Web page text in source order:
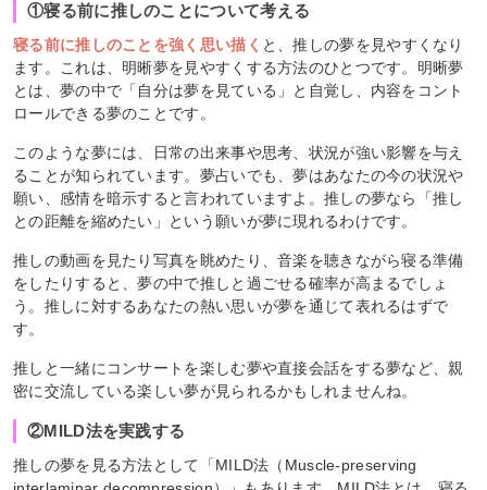
①寝る前に推しのことについて考える
寝る前に推しのことを強く思い描く と、推しの夢を見やすくなり
ます。これは、明晰夢を見やすくする方法のひとつです。明晰夢
とは、夢の中で「自分は夢を見ている」と自覚し、内容をコント
ロールできる夢のことです。
このような夢には、日常の出来事や思考、状況が強い影響を与え
ることが知られています。夢占いでも、夢はあなたの今の状況や
願い、感情を暗示すると言われていますよ。推しの夢なら「推し
との距離を縮めたい」という願いが夢に現れるわけです。
推しの動画を見たり写真を眺めたり、音楽を聴きながら寝る準備
をしたりすると、夢の中で推しと過ごせる確率が高まるでしょ
う。推しに対するあなたの熱い思いが夢を通じて表れるはずで
す。
推しと一緒にコンサートを楽しむ夢や直接会話をする夢など、親
密に交流している楽しい夢が見られるかもしれませんね。
②MILD法を実践する
推しの夢を見る方法として「MILD法（Muscle-preserving